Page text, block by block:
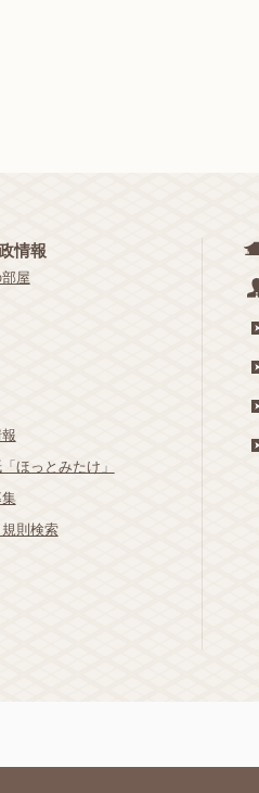
情報
屋
ほっとみたけ」
則検索